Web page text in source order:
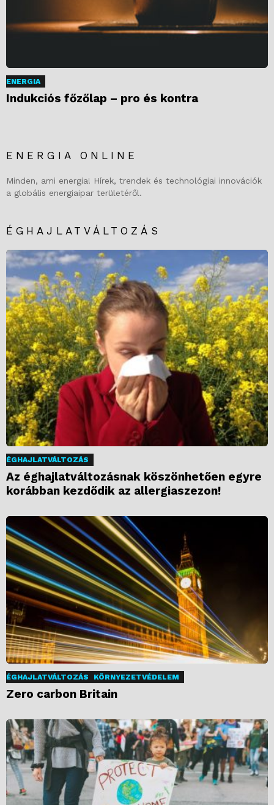
ENERGIA
Indukciós főzőlap – pro és kontra
ENERGIA ONLINE
Minden, ami energia! Hírek, trendek és technológiai innovációk
a globális energiaipar területéről.
ÉGHAJLATVÁLTOZÁS
ÉGHAJLATVÁLTOZÁS
Az éghajlatváltozásnak köszönhetően egyre
korábban kezdődik az allergiaszezon!
ÉGHAJLATVÁLTOZÁS KÖRNYEZETVÉDELEM
Zero carbon Britain